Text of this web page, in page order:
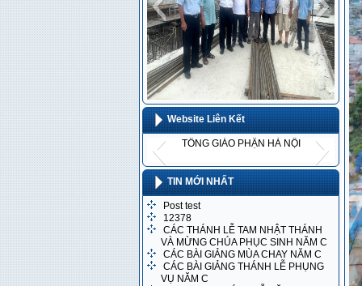
Website Liên Kết
THÁNH NHẠC
TỔNG GIÁO PHẬN HÀ NỘI HỘI ĐỒNG GIÁM MỤC VIỆT NAM
TGP. SÀI GÒN
TIN MỚI NHẤT
Post test
12378
CÁC THÁNH LỄ TAM NHẬT THÁNH
VÀ MỪNG CHÚA PHỤC SINH NĂM C
CÁC BÀI GIẢNG MÙA CHAY NĂM C
CÁC BÀI GIẢNG THÁNH LỄ PHỤNG
VỤ NĂM C